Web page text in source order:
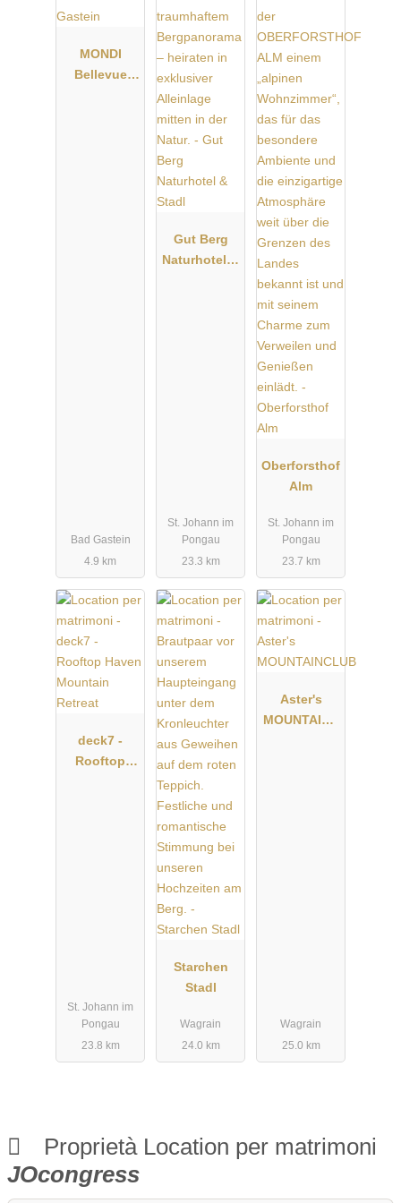
Sinceramente,
MONDI
Bellevue
Bad Gastein
4.9 km
Gut Berg
Naturhotel &
St. Johann im
Pongau
23.3 km
Oberforsthof
Alm
St. Johann im
Pongau
23.7 km
deck7 -
Rooftop
St. Johann im
Pongau
23.8 km
Starchen
Stadl
Wagrain
24.0 km
Aster's
MOUNTAINC
Wagrain
25.0 km
Proprietà Location per matrimoni
JOcongress